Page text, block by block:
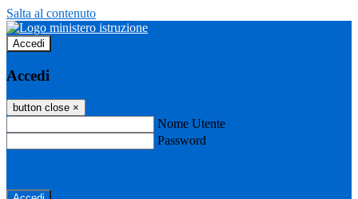
Salta al contenuto
Accedi
Accedi
button close ×
Nome Utente
Password